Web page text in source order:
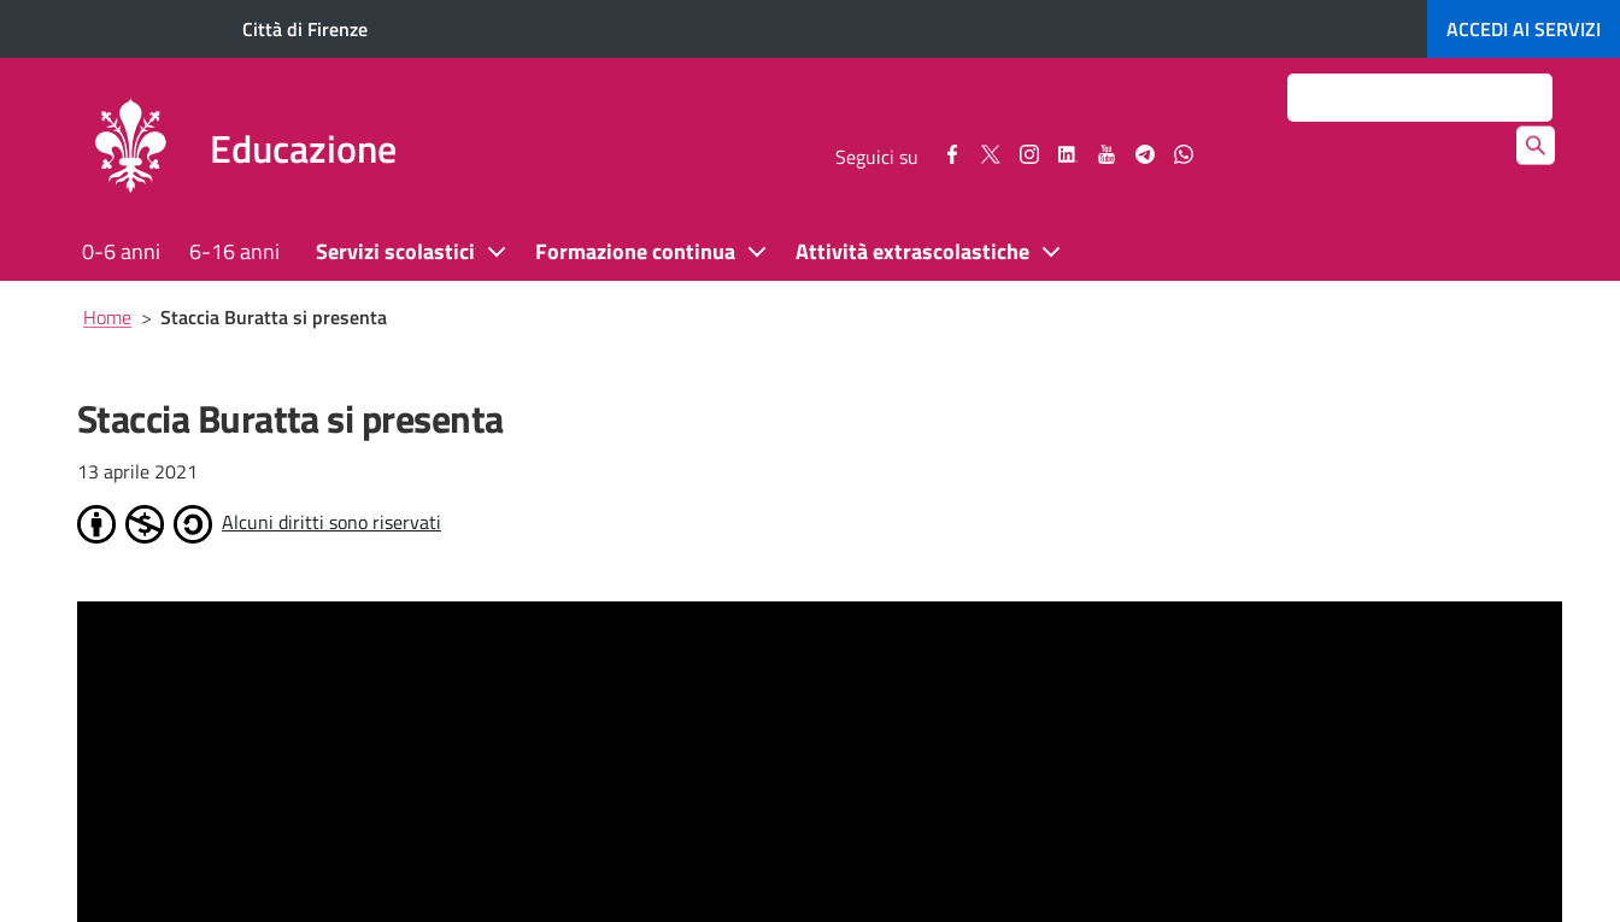
Città di Firenze ACCEDI AI SERVIZI
Educazione Seguici su
Seguici SeguiciSeguici Seguici SeguiciSeguiciSeguici
Search
0-6 anni 6-16 anni Servizi scolastici Formazione continua Attività extrascolastiche
Briciole
di
Home> Staccia Buratta si presenta
Staccia Buratta si presenta
13 aprile 2021
Alcuni diritti sono riservati